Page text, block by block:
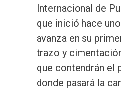
Internacional de
que inició hace
avanza en su
trazo y
que contendrán el
donde pasará la